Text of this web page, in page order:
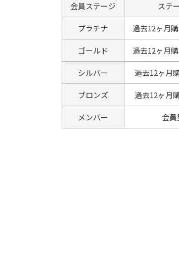
会員ステージ ステ
プラチナ 過去12ヶ月
ゴールド 過去12ヶ月
シルバー 過去12ヶ月
ブロンズ 過去12ヶ月
メンバー 会